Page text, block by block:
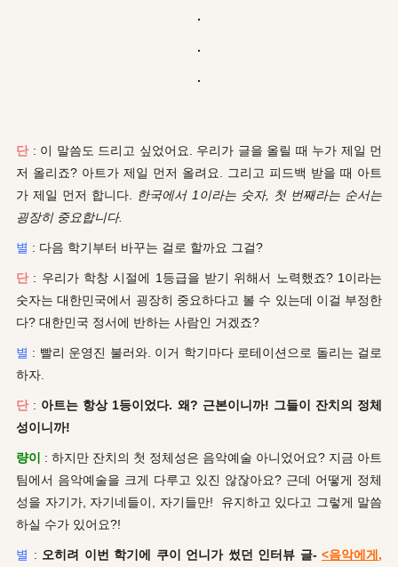
.
.
.
단: 이 말씀도 드리고 싶었어요. 우리가 글을 올릴 때 누가 제일 먼
저 올리죠? 아트가 제일 먼저 올려요. 그리고 피드백 받을 때 아트
가 제일 먼저 합니다.
한국에서 1이라는 숫자, 첫 번째라는 순서는
굉장히 중요합니다.
별 : 다음 학기부터 바꾸는 걸로 할까요 그걸?
단: 우리가 학창 시절에 1등급을 받기 위해서 노력했죠? 1이라는
숫자는 대한민국에서 굉장히 중요하다고 볼 수 있는데 이걸 부정한
다? 대한민국 정서에 반하는 사람인 거겠죠?
별 : 빨리 운영진 불러와. 이거 학기마다 로테이션으로 돌리는 걸로
하자.
단: 아트는 항상 1등이었다. 왜? 근본이니까! 그들이 잔치의 정체
성이니까!
량이
: 하지만 잔치의 첫 정체성은 음악예술 아니었어요? 지금 아트
팀에서 음악예술을 크게 다루고 있진 않잖아요? 근데 어떻게 정체
성을 자기가, 자기네들이, 자기들만! 유지하고 있다고 그렇게 말씀
하실 수가 있어요?!
별 : 오히려 이번 학기에 쿠이 언니가 썼던 인터뷰 글- <음악에게,